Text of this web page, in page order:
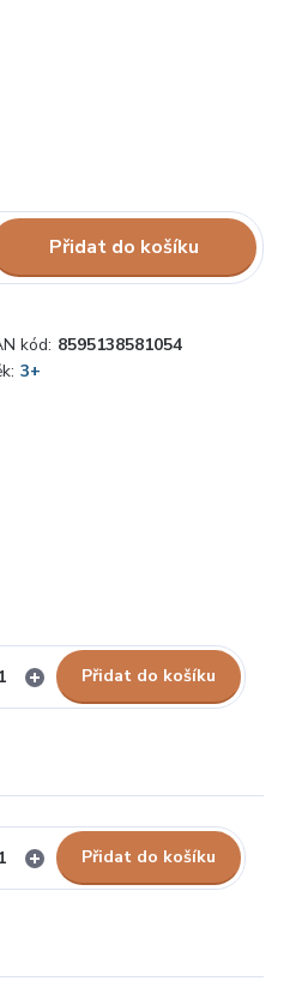
Přidat do košíku
kód: 8595138581054
3+
Přidat do košíku
Přidat do košíku